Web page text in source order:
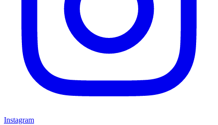
Instagram